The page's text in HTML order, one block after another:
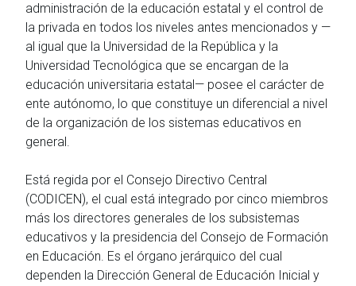
administración de la educación estatal y el control de
la privada en todos los niveles antes mencionados y —
al igual que la Universidad de la República y la
Universidad Tecnológica que se encargan de la
educación universitaria estatal— posee el carácter de
ente autónomo, lo que constituye un diferencial a nivel
de la organización de los sistemas educativos en
general.
Está regida por el Consejo Directivo Central
(CODICEN), el cual está integrado por cinco miembros
más los directores generales de los subsistemas
educativos y la presidencia del Consejo de Formación
en Educación. Es el órgano jerárquico del cual
dependen la Dirección General de Educación Inicial y